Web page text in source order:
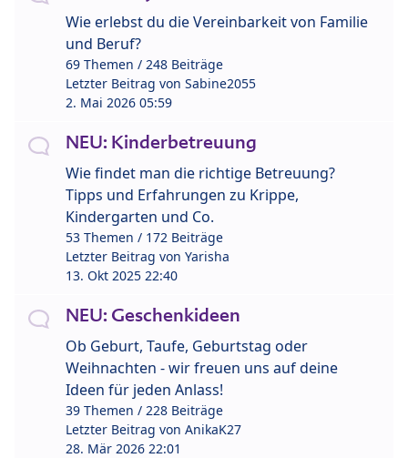
Wie erlebst du die Vereinbarkeit von Familie
und Beruf?
69 Themen / 248 Beiträge
Letzter Beitrag von Sabine2055
2. Mai 2026 05:59
NEU: Kinderbetreuung
Wie findet man die richtige Betreuung?
Tipps und Erfahrungen zu Krippe,
Kindergarten und Co.
53 Themen / 172 Beiträge
Letzter Beitrag von Yarisha
13. Okt 2025 22:40
NEU: Geschenkideen
Ob Geburt, Taufe, Geburtstag oder
Weihnachten - wir freuen uns auf deine
Ideen für jeden Anlass!
39 Themen / 228 Beiträge
Letzter Beitrag von AnikaK27
28. Mär 2026 22:01